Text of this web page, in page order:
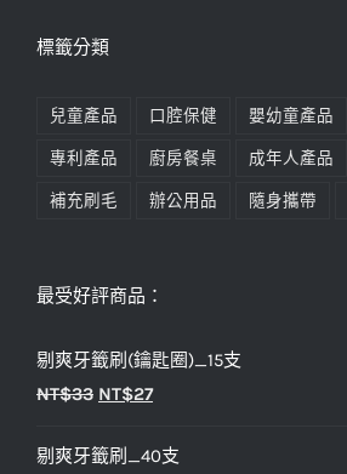
標籤分類
兒童產品 口腔保健 嬰幼童產品
專利產品 廚房餐桌 成年人產品
補充刷毛 辦公用品 隨身攜帶
最受好評商品：
剔爽牙籤刷(鑰匙圈)_15支
NT$33 原
價
NT$27目
價
剔爽牙籤刷_40支